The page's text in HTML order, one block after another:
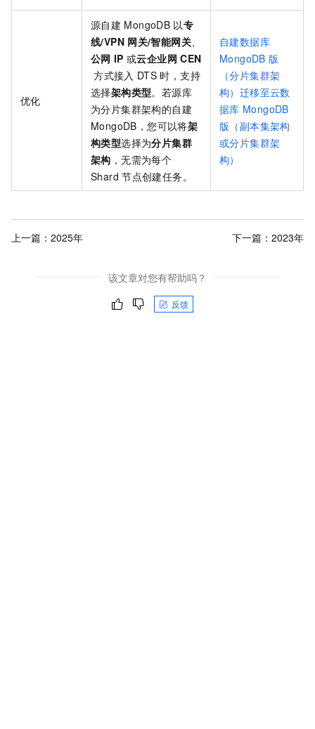
优化
源自建 MongoDB 以专
线/VPN 网关/智能网关
公网 IP 或云企业网 CEN
方式接入 DTS 时，支持
选择架构类型。若源库
为分片集群架构的自建
MongoDB，您可以将架
构类型选择为分片集群
架构 ，无需为每个
Shard 节点创建任务。
自建数据库
MongoDB 版
（分片集群架
构）迁移至云数
据库 MongoDB
版（副本集架构
或分片集群架
构）
上一篇： 2025年 下一篇： 2023年
该文章对您有帮助吗？
反馈